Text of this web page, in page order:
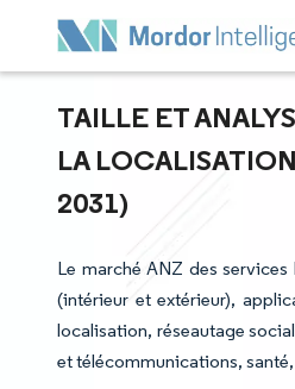
TAILLE ET
LA
2031)
Le marché ANZ des
(intérieur et extérieur),
localisation, réseautage
et télécommunications,